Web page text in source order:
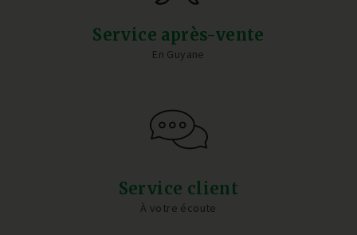
Service après-vente
En Guyane
Service client
À votre écoute